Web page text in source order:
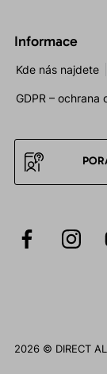
Informace
Kde nás najdete
GDPR – ochrana
2026 © DIRECT